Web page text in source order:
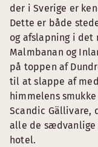
der i Sverige er
Dette er både
og afslapning i det
Malmbanan og
på toppen af
til at slappe af
himmelens
Scandic Gällivare,
alle de sædvanlige
hotel.